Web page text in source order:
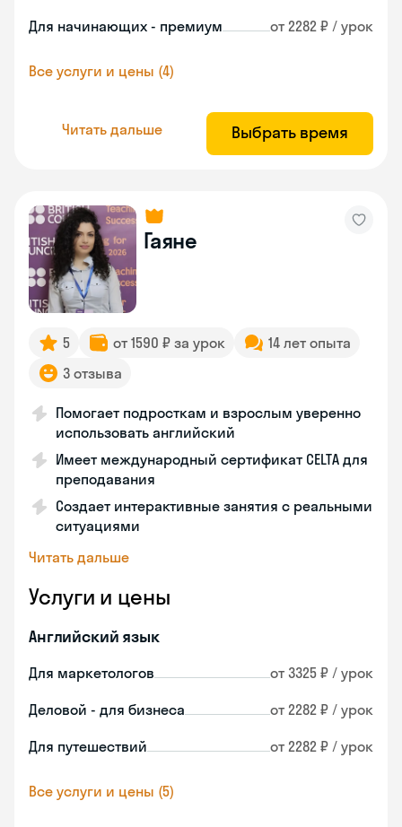
Для начинающих - премиум от 2282 ₽ / урок
Все услуги и цены (4)
Читать дальше Выбрать время
Гаяне
5 от 1590 ₽ за урок
14 лет опыта
3 отзыва
Помогает подросткам и взрослым уверенно
использовать английский
Имеет международный сертификат CELTA для
преподавания
Создает интерактивные занятия с реальными
ситуациями
Читать дальше
Услуги и цены
Английский язык
Для маркетологов от 3325 ₽ / урок
Деловой - для бизнеса от 2282 ₽ / урок
Для путешествий от 2282 ₽ / урок
Все услуги и цены (5)